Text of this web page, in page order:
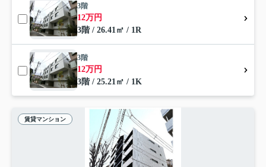
3階
12万円
3階 / 26.41㎡ / 1R
3階
12万円
3階 / 25.21㎡ / 1K
賃貸マンション